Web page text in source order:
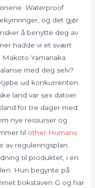
Waterproof
og det gjør
å benytte deg av
hadde vi et svært
Yamanaka
med deg selv?
ud konkurrenten.
land var sex datoer
for tre dager med
nye ressurser og
til other Humans
av reguleringsplan.
til produktet, i en
Hun begynte på
bokstaven G og har